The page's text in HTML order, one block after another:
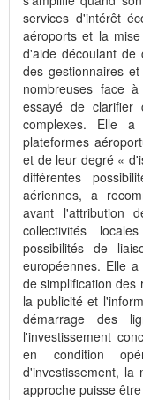
services d'intérêt
aéroports et la
d'aide découlant de
des gestionnaires
nombreuses face
essayé de clarifier
complexes. Elle
plateformes
et de leur degré «
différentes
aériennes, a
avant l'attribution
collectivités
possibilités de
européennes. Elle
de simplification des
la publicité et
démarrage des
l'investissement
en condition
d'investissement, la
approche puisse